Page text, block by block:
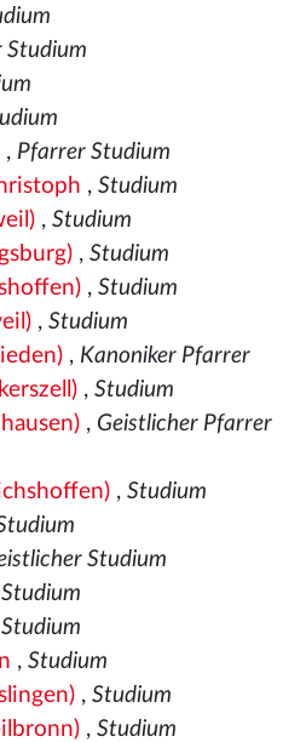
Studium
, Pfarrer Studium
, Studium
, Studium
, Studium
, Studium
, Studium
, Kanoniker Pfarrer
, Studium
, Geistlicher Pfarrer
, Studium
Studium
Studium
Studium
, Studium
, Studium
, Studium